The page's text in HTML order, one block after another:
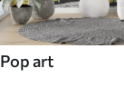
Pop art